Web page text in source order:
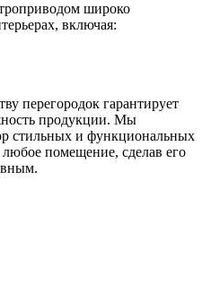
широко
включая:
перегородок гарантирует
продукции. Мы
стильных и функциональных
помещение, сделав его